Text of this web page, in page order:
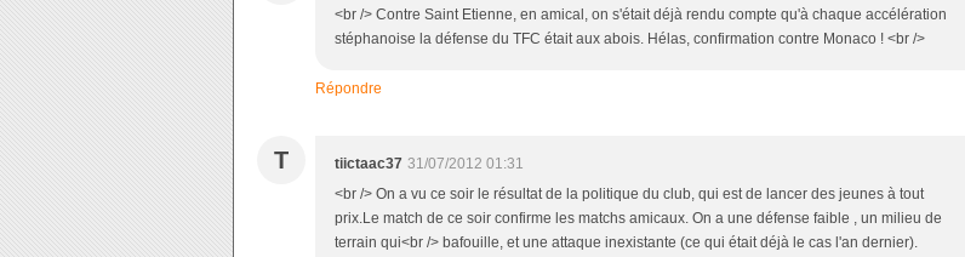
<br /> Contre Saint Etienne, en amical, on s'était déjà rendu compte qu'à chaque accélération
stéphanoise la défense du TFC était aux abois. Hélas, confirmation contre Monaco ! <br />
Répondre
T tiictaac37 31/07/2012 01:31
<br /> On a vu ce soir le résultat de la politique du club, qui est de lancer des jeunes à tout
prix.Le match de ce soir confirme les matchs amicaux. On a une défense faible , un milieu de
terrain qui<br /> bafouille, et une attaque inexistante (ce qui était déjà le cas l'an dernier).